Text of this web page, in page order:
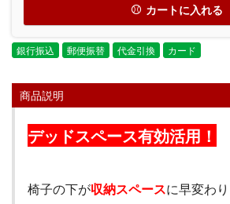
カートに入れる
銀行振込 郵便振替 代金引換 カード
商品説明
デッドスペース有効活用！
椅子の下が収納スペースに早変わり